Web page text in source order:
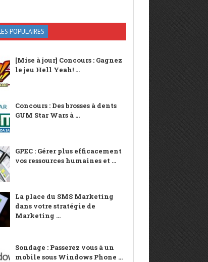
POPULAIRES
[Mise à jour] Concours : Gagnez
le jeu Hell Yeah! ...
Concours : Des brosses à dents
GUM Star Wars à ...
GPEC : Gérer plus efficacement
vos ressources humaines et ...
La place du SMS Marketing
dans votre stratégie de
Marketing ...
Sondage : Passerez vous à un
mobile sous Windows Phone ...